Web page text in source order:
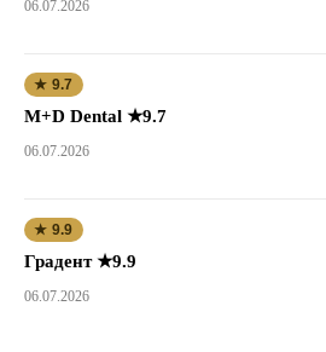
06.07.2026
★ 9.7
M+D Dental ★9.7
06.07.2026
★ 9.9
Градент ★9.9
06.07.2026